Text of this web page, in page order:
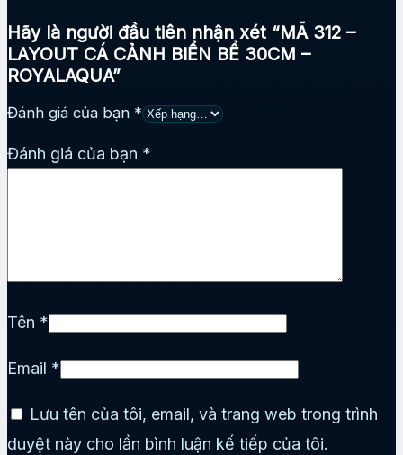
Hãy là người đầu tiên nhận xét “MÃ 312 –
LAYOUT CÁ CẢNH BIỂN BỂ 30CM –
ROYALAQUA”
Đánh giá của bạn *
Đánh giá của bạn *
Tên *
Email *
Lưu tên của tôi, email, và trang web trong trình
duyệt này cho lần bình luận kế tiếp của tôi.